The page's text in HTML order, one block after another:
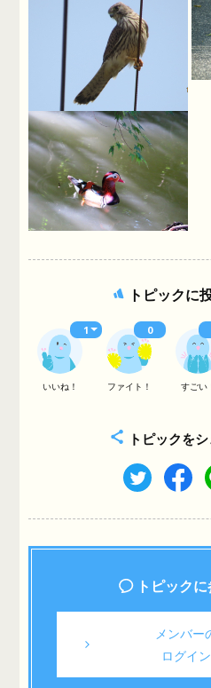
トピックに
いいね！ ファイト！ すごい
1 0
トピックを
トピック
メンバー
ログイ